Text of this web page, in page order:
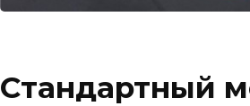
Стандартный